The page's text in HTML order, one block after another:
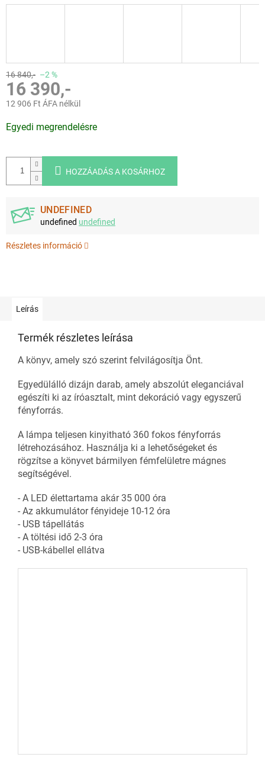
16 840,- –2 %
16 390,-
12 906 Ft ÁFA nélkül
Egyedi megrendelésre
HOZZÁADÁS A KOSÁRHOZ
UNDEFINED
undefined undefined
Részletes információ
Leírás
Termék részletes leírása
A könyv, amely szó szerint felvilágosítja Önt.
Egyedülálló dizájn darab, amely abszolút eleganciával
egészíti ki az íróasztalt, mint dekoráció vagy egyszerű
fényforrás.
A lámpa teljesen kinyitható 360 fokos fényforrás
létrehozásához. Használja ki a lehetőségeket és
rögzítse a könyvet bármilyen fémfelületre mágnes
segítségével.
- A LED élettartama akár 35 000 óra
- Az akkumulátor fényideje 10-12 óra
- USB tápellátás
- A töltési idő 2-3 óra
- USB-kábellel ellátva